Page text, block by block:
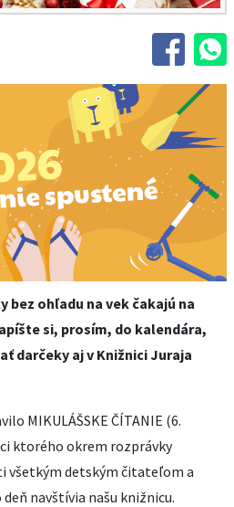
bez ohľadu na vek čakajú na
si, prosím, do kalendára,
darčeky aj v Knižnici Juraja
MIKULÁŠSKE ČÍTANIE (6.
ktorého okrem rozprávky
všetkým detským čitateľom a
navštívia našu knižnicu.